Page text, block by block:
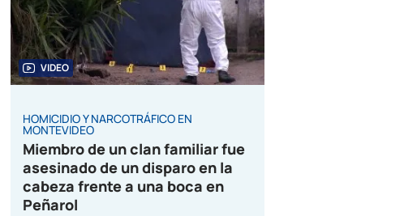
VIDEO
HOMICIDIO Y NARCOTRÁFICO EN
MONTEVIDEO
Miembro de un clan familiar fue
asesinado de un disparo en la
cabeza frente a una boca en
Peñarol